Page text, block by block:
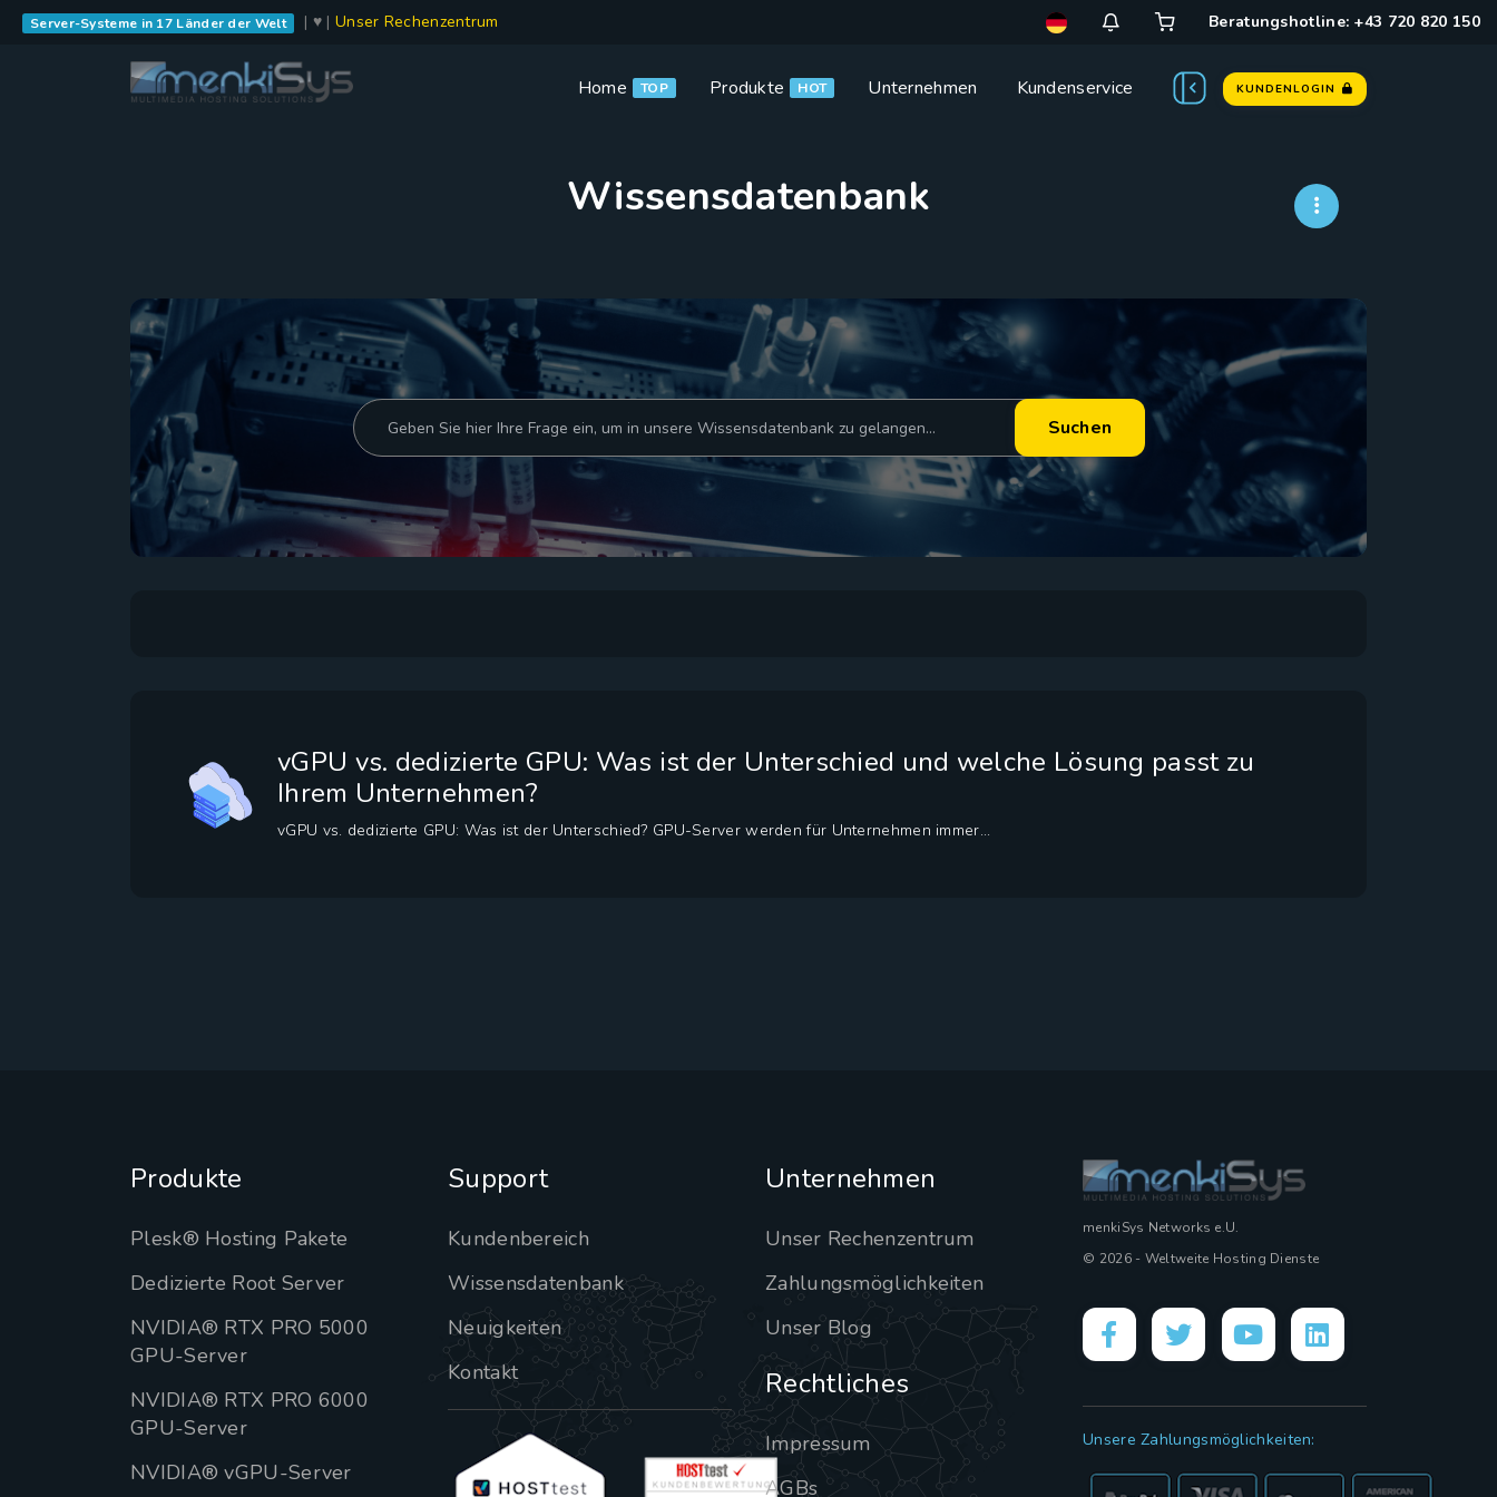
Server-Systeme in 17 Länder der Welt | ♥ | Unser Rechenzentrum Beratungshotline: +43 720 820 150
Home TOP Produkte HOT Unternehmen Kundenservice KUNDENLOGIN
Wissensdatenbank
vGPU vs. dedizierte GPU: Was ist der Unterschied und welche Lösung passt zu
Ihrem Unternehmen?
vGPU vs. dedizierte GPU: Was ist der Unterschied? GPU-Server werden für Unternehmen immer...
Produkte
Plesk® Hosting Pakete
Dedizierte Root Server
NVIDIA® RTX PRO 5000
GPU-Server
NVIDIA® RTX PRO 6000
GPU-Server
NVIDIA® vGPU-Server
Support
Kundenbereich
Wissensdatenbank
Neuigkeiten
Kontakt
Unternehmen
Unser Rechenzentrum
Zahlungsmöglichkeiten
Unser Blog
Rechtliches
Impressum
AGBs
menkiSys Networks e.U.
© 2026 - Weltweite Hosting Dienste
Unsere Zahlungsmöglichkeiten: